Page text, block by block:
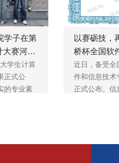
子在第
大赛河南
学生计算
正式公
的专业素
以赛砺技，
桥杯全国软
誉
近日，备受全
件和信息技术
正式公布。信